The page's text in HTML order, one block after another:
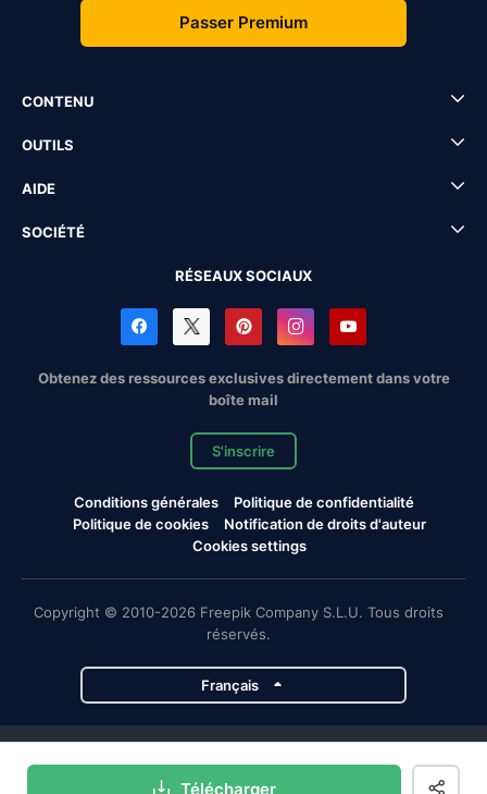
Télécharger
Passer Premium
CONTENU
OUTILS
AIDE
SOCIÉTÉ
RÉSEAUX SOCIAUX
Obtenez des ressources exclusives directement dans votre
boîte mail
S'inscrire
Conditions générales
Politique de confidentialité
Politique de cookies
Notification de droits d'auteur
Cookies settings
Copyright © 2010-2026 Freepik Company S.L.U. Tous droits
réservés.
Français